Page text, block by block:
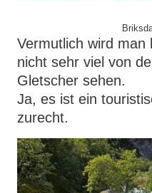
Vermutlich wird man
nicht sehr viel von
Gletscher sehen.
Ja, es ist ein
zurecht.